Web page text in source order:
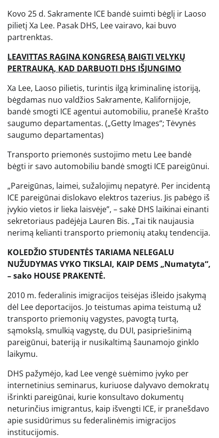
Kovo 25 d. Sakramente ICE bandė suimti bėglį ir Laoso
pilietį Xa Lee. Pasak DHS, Lee vairavo, kai buvo
partrenktas.
LEAVITTAS RAGINA KONGRESĄ BAIGTI VELYKŲ
PERTRAUKĄ, KAD DARBUOTI DHS IŠJUNGIMO
Xa Lee, Laoso pilietis, turintis ilgą kriminalinę istoriją,
bėgdamas nuo valdžios Sakramente, Kalifornijoje,
bandė smogti ICE agentui automobiliu, pranešė Krašto
saugumo departamentas. („Getty Images“; Tėvynės
saugumo departamentas)
Transporto priemonės sustojimo metu Lee bandė
bėgti ir savo automobiliu bandė smogti ICE pareigūnui.
„Pareigūnas, laimei, sužalojimų nepatyrė. Per incidentą
ICE pareigūnai dislokavo elektros tazerius. Jis pabėgo iš
įvykio vietos ir lieka laisvėje”, – sakė DHS laikinai einanti
sekretoriaus padėjėja Lauren Bis. „Tai tik naujausia
nerimą kelianti transporto priemonių atakų tendencija.
KOLEDŽIO STUDENTĖS TARIAMA NELEGALU
NUŽUDYMAS VYKO TIKSLAI, KAIP DEMS „Numatyta“,
– sako HOUSE PRAKENTĖ.
2010 m. federalinis imigracijos teisėjas išleido įsakymą
dėl Lee deportacijos. Jo teistumas apima teistumą už
transporto priemonių vagystes, pavogtą turtą,
sąmokslą, smulkią vagystę, du DUI, pasipriešinimą
pareigūnui, bateriją ir nusikaltimą šaunamojo ginklo
laikymu.
DHS pažymėjo, kad Lee vengė suėmimo įvyko per
internetinius seminarus, kuriuose dalyvavo demokratų
išrinkti pareigūnai, kurie konsultavo dokumentų
neturinčius imigrantus, kaip išvengti ICE, ir pranešdavo
apie susidūrimus su federalinėmis imigracijos
institucijomis.